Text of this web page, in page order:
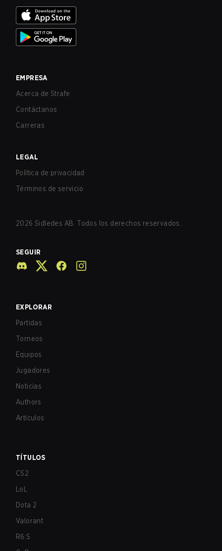
EMPRESA
Acerca de Strafe
Contáctanos
Carreras
LEGAL
Política de privacidad
Términos de servicio
2026 Sidledes AB. Todos los derechos reservados.
SEGUIR
EXPLORAR
Partidas
Torneos
Equipos
Jugadores
Noticias
Authors
Artículos
TÍTULOS
CS2
LoL
Dota 2
Valorant
R6:S